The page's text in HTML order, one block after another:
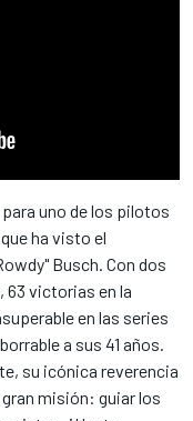
uno de los pilotos
ha visto el
Busch. Con dos
63 victorias en la
en las series
a sus 41 años.
su icónica reverencia
misión: guiar los